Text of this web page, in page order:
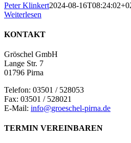
Peter Klinkert2024-08-
Weiterlesen
KONTAKT
Gröschel GmbH
Lange Str. 7
01796 Pirna
Telefon: 03501 / 528053
Fax: 03501 / 528021
E-Mail: info@groeschel-pirna.de
TERMIN VEREINBAREN